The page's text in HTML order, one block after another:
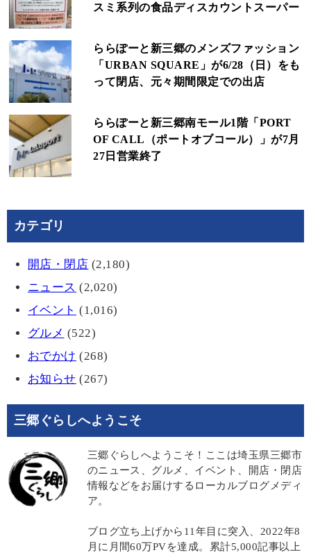
スミ系列の食品ディスカウントスーパー
ららぽーと新三郷のメンズファッション
「URBAN SQUARE」が6/28（日）をも
って閉店、元々期間限定での出店
ららぽーと新三郷南モール1階「PORT
OF CALL（ポートオブコール）」が7月
27日営業終了
カテゴリ
開店・閉店 (2,180)
ニュース (2,020)
イベント (1,016)
グルメ (522)
おでかけ (268)
お知らせ (267)
三郷ぐらしへようこそ
三郷ぐらしへようこそ！ここは埼玉県三郷市
のニュース、グルメ、イベント、開店・閉店
情報などをお届けするローカルブログメディ
ア。
ブログ立ち上げから11年目に突入、2022年8
月に月間60万PVを達成。累計5,000記事以上